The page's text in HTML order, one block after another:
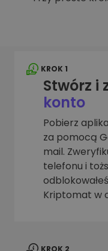
KROK 1
Stwórz i
konto
Pobierz
za pomocą
mail.
telefonu i
Kriptomat w
KROK 2